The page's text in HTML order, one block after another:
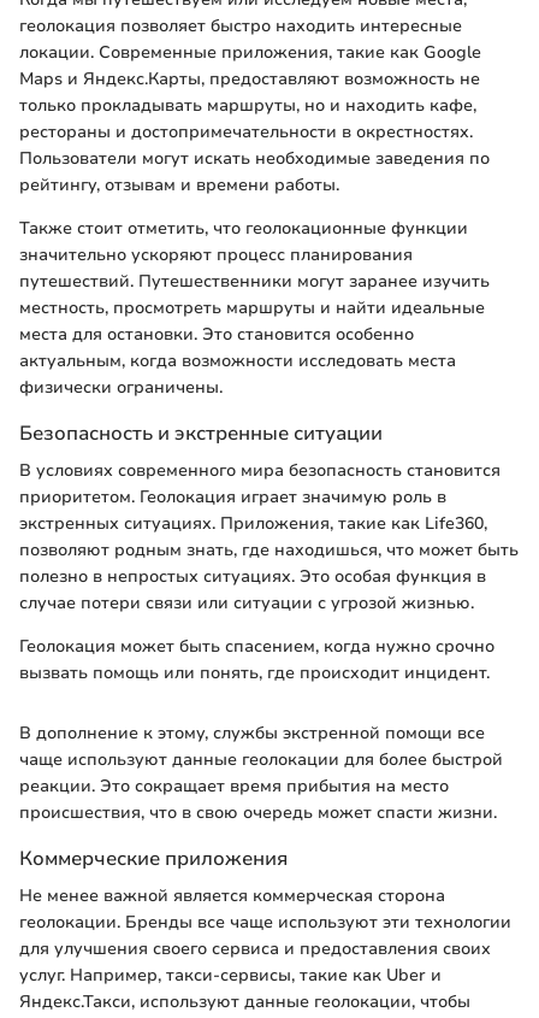
геолокация позволяет быстро находить интересные
локации. Современные приложения, такие как Google
Maps и Яндекс.Карты, предоставляют возможность не
только прокладывать маршруты, но и находить кафе,
рестораны и достопримечательности в окрестностях.
Пользователи могут искать необходимые заведения по
рейтингу, отзывам и времени работы.
Также стоит отметить, что геолокационные функции
значительно ускоряют процесс планирования
путешествий. Путешественники могут заранее изучить
местность, просмотреть маршруты и найти идеальные
места для остановки. Это становится особенно
актуальным, когда возможности исследовать места
физически ограничены.
Безопасность и экстренные ситуации
В условиях современного мира безопасность становится
приоритетом. Геолокация играет значимую роль в
экстренных ситуациях. Приложения, такие как Life360,
позволяют родным знать, где находишься, что может быть
полезно в непростых ситуациях. Это особая функция в
случае потери связи или ситуации с угрозой жизнью.
Геолокация может быть спасением, когда нужно срочно
вызвать помощь или понять, где происходит инцидент.
В дополнение к этому, службы экстренной помощи все
чаще используют данные геолокации для более быстрой
реакции. Это сокращает время прибытия на место
происшествия, что в свою очередь может спасти жизни.
Коммерческие приложения
Не менее важной является коммерческая сторона
геолокации. Бренды все чаще используют эти технологии
для улучшения своего сервиса и предоставления своих
услуг. Например, такси-сервисы, такие как Uber и
Яндекс.Такси, используют данные геолокации, чтобы